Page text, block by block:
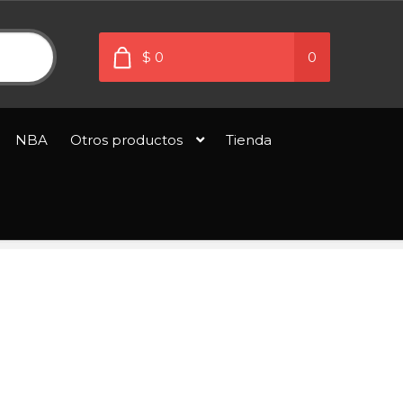
$ 0 0
NBA Otros productos Tienda